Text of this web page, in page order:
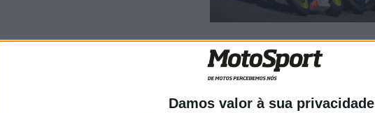
Damos valor à sua privacidade
Binder, Vietti, Alcoba e
2023